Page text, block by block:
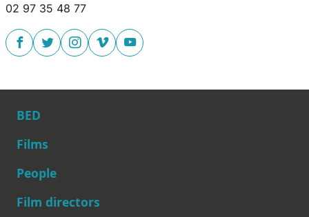
02 97 35 48 77
Main navigation
BED
Films
People
Film directors